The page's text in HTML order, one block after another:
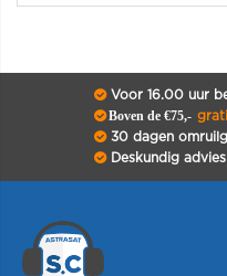
Voor 16.00 uur
Boven de €75,-
30 dagen
Deskundig